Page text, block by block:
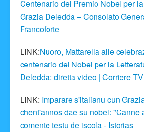
Centenario del Premio Nobel per
Grazia Deledda – Consolato
Francoforte
LINK:Nuoro, Mattarella alle
centenario del Nobel per la
Deledda: diretta video | Corriere TV
LINK: Imparare s'italianu cun
chent'annos dae su nobel: "Canne
comente testu de iscola - Istorias